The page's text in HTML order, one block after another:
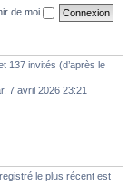
de moi
137 invités (d’après le
7 avril 2026 23:21
le plus récent est